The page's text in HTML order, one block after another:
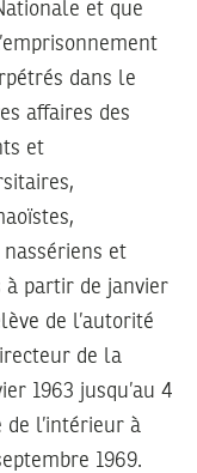
et que
dans le
affaires des
et
et
à partir de janvier
de l’autorité
de la
1963 jusqu’au 4
l’intérieur à
1969.